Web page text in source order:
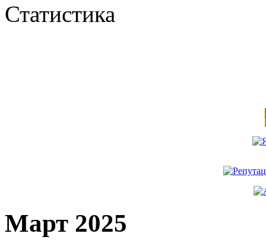
Статистика
Март 2025